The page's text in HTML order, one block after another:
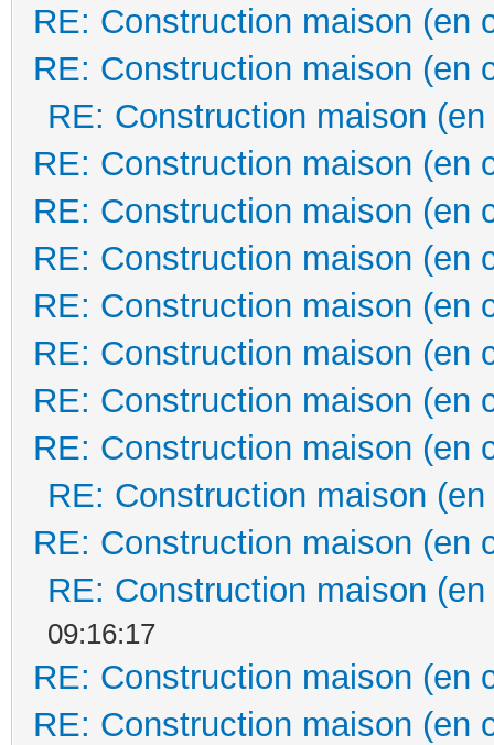
RE: Construction maison (en
RE: Construction maison (en
RE: Construction maison
RE: Construction maison (en
RE: Construction maison (en
RE: Construction maison (en
RE: Construction maison (en
RE: Construction maison (en
RE: Construction maison (en
RE: Construction maison (en
RE: Construction maison
RE: Construction maison (en
RE: Construction maison
09:16:17
RE: Construction maison (en
RE: Construction maison (en